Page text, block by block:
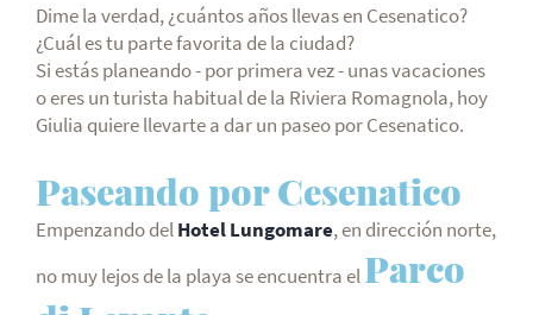
Dime la verdad, ¿cuántos años llevas en Cesenatico?
¿Cuál es tu parte favorita de la ciudad?
Si estás planeando - por primera vez - unas vacaciones
o eres un turista habitual de la Riviera Romagnola, hoy
Giulia quiere llevarte a dar un paseo por Cesenatico.
Paseando por Cesenatico
Empenzando delHotel Lungomare, en dirección norte,
no muy lejos de la playa se encuentra elParco